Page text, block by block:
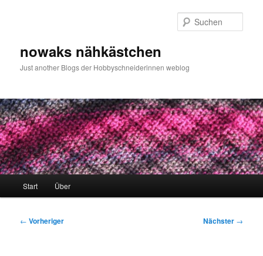
nowaks nähkästchen
Just another Blogs der Hobbyschneiderinnen weblog
Start Über
Beitragsnavigation
← Vorheriger Nächster →